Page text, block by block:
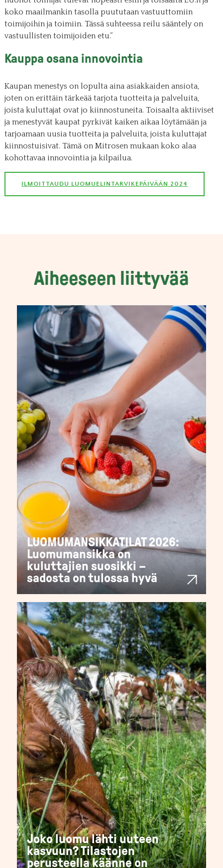
koko maailmankin tasolla puututaan vastuuttomiin
toimijoihin ja toimiin. Tässä suhteessa reilu sääntely on
vastuullisten toimijoiden etu.”
Kauppa osana innovointia
Kaupan menestys on lopulta aina asiakkaiden ansiota,
joten on erittäin tärkeää tarjota tuotteita ja palveluita,
joista kuluttajat ovat jo kiinnostuneita. Toisaalta aktiiviset
ja menestyvät kaupat pyrkivät kaiken aikaa löytämään ja
tarjoamaan uusia tuotteita ja palveluita, joista kuluttajat
kiinnostuisivat. Tämä on Mitrosen mukaan koko alaa
kohottavaa innovointia ja kilpailua.
ILMOITTAUDU LUOMUELINTARVIKEPÄIVÄÄN 2024
Aiheeseen liittyvää
LUOMUMANSIKKATILAT 2026:
Luomumansikka on
kuluttajien suosikki –
sadosta on tulossa hyvä
Joko luomu lähti uuteen
kasvuun? Tilastojen
perusteella käänne on